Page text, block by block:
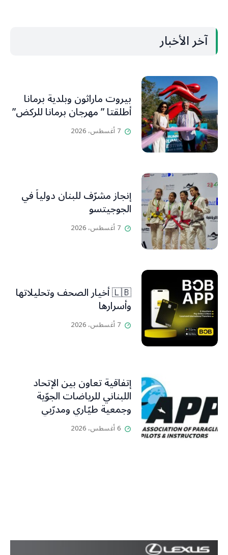
آخر الأخبار
بيروت ماراثون وبلدية برمانا
أطلقتا ” مهرجان برمانا للركض”
7 أغسطس، 2026
إنجاز مشرّف للبنان دولياً في
الجوجيتسو
7 أغسطس، 2026
🇱🇧 أخيار الصحف وتحليلاتها
وأسرارها
7 أغسطس، 2026
إتفاقية تعاون بين الإتحاد
اللبناني للرياضات الجوّية
وجمعية طيّاري ومدرّبي
الطيران الشراعي
6 أغسطس، 2026